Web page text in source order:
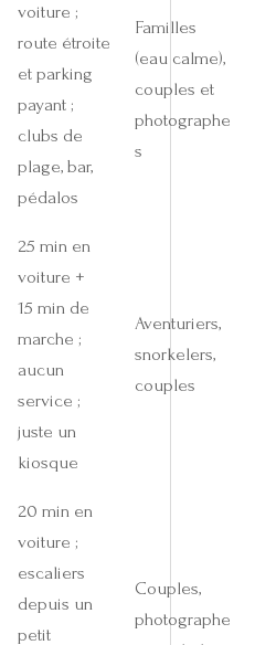
voiture ;
route étroite
et parking
payant ;
clubs de
plage, bar,
pédalos
Familles
(eau calme),
couples et
photographe
s
25 min en
voiture +
15 min de
marche ;
aucun
service ;
juste un
kiosque
Aventuriers,
snorkelers,
couples
20 min en
voiture ;
escaliers
depuis un
petit
Couples,
photographe